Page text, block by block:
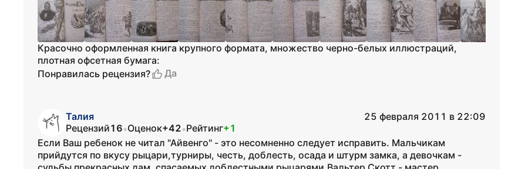
Красочно оформленная книга крупного формата, множество черно-белых иллюстраций,
плотная офсетная бумага:
Понравилась рецензия?
Да
Талия
25 февраля 2011 в 22:09
Рецензий16•Оценок+42•Рейтинг+1
Если Ваш ребенок не читал "Айвенго" - это несомненно следует исправить. Мальчикам
прийдутся по вкусу рыцари,турниры, честь, доблесть, осада и штурм замка, а девочкам -